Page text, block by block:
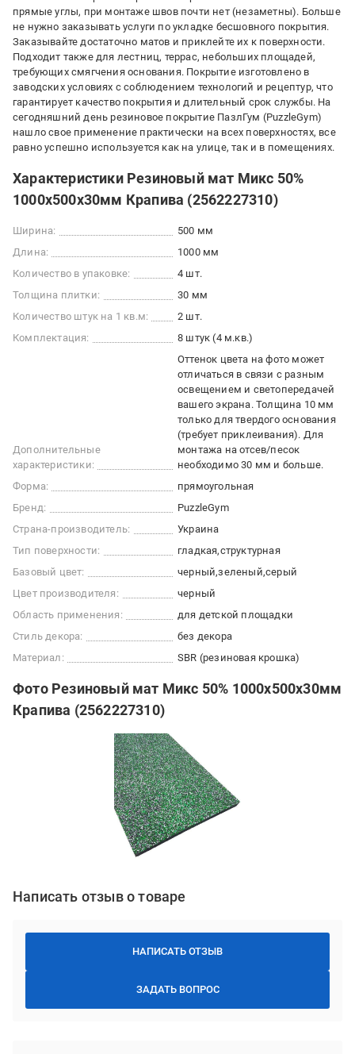
прямые углы, при монтаже швов почти нет (незаметны). Больше
не нужно заказывать услуги по укладке бесшовного покрытия.
Заказывайте достаточно матов и приклейте их к поверхности.
Подходит также для лестниц, террас, небольших площадей,
требующих смягчения основания. Покрытие изготовлено в
заводских условиях с соблюдением технологий и рецептур, что
гарантирует качество покрытия и длительный срок службы. На
сегодняшний день резиновое покрытие ПазлГум (PuzzleGym)
нашло свое применение практически на всех поверхностях, все
равно успешно используется как на улице, так и в помещениях.
Характеристики Резиновый мат Микс 50%
1000х500х30мм Крапива (2562227310)
Ширина:
500 мм
Длина:
1000 мм
Количество в упаковке:
4 шт.
Толщина плитки:
30 мм
Количество штук на 1 кв.м:
2 шт.
Комплектация:
8 штук (4 м.кв.)
Дополнительные
характеристики:
Оттенок цвета на фото может
отличаться в связи с разным
освещением и светопередачей
вашего экрана. Толщина 10 мм
только для твердого основания
(требует приклеивания). Для
монтажа на отсев/песок
необходимо 30 мм и больше.
Форма:
прямоугольная
Бренд:
PuzzleGym
Страна-производитель:
Украина
Тип поверхности:
гладкая структурная
Базовый цвет:
черный зеленый серый
Цвет производителя:
черный
Область применения:
для детской площадки
Стиль декора:
без декора
Материал:
SBR (резиновая крошка)
Фото Резиновый мат Микс 50% 1000х500х30мм
Крапива (2562227310)
Написать отзыв о товаре
НАПИСАТЬ ОТЗЫВ
ЗАДАТЬ ВОПРОС